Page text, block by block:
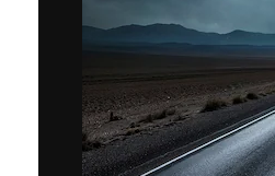
Copyright ©